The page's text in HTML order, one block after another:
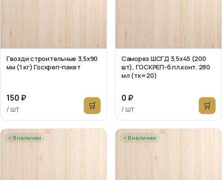
Гвозди строительные 3,5х90
мм (1 кг) Госкреп-пакет
150 ₽
/ шт 🛒
Саморез ШСГД 3,5х45 (200
шт), ГОСКРЕП-б.пл.конт. 280
мл (тк=20)
0 ₽
/ шт 🛒
✓ В наличии ✓ В наличии